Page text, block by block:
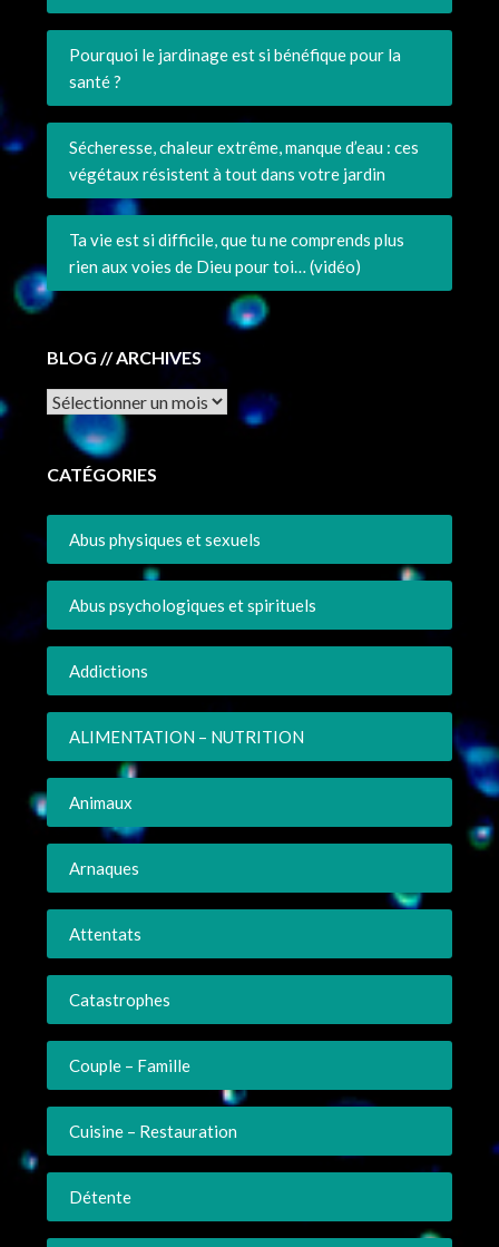
Pourquoi le jardinage est si bénéfique pour la
santé ?
Sécheresse, chaleur extrême, manque d’eau : ces
végétaux résistent à tout dans votre jardin
Ta vie est si difficile, que tu ne comprends plus
rien aux voies de Dieu pour toi… (vidéo)
BLOG // ARCHIVES
Archives
CATÉGORIES
Abus physiques et sexuels
Abus psychologiques et spirituels
Addictions
ALIMENTATION – NUTRITION
Animaux
Arnaques
Attentats
Catastrophes
Couple – Famille
Cuisine – Restauration
Détente